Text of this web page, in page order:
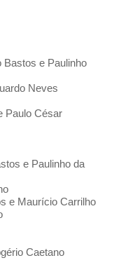
Bastos e Paulinho
Neves
Paulo César
e Paulinho da
e Maurício Carrilho
Caetano